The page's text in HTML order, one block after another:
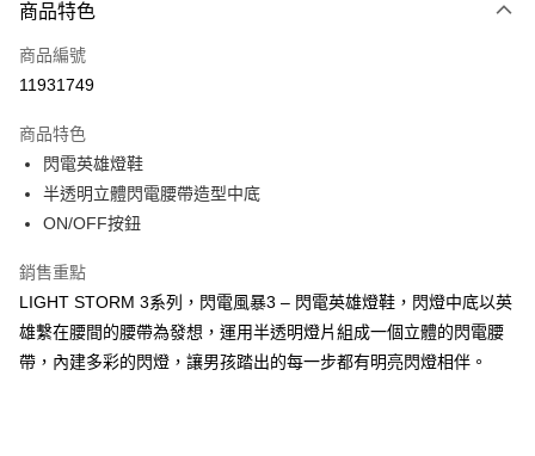
信用卡一次付款
LINE Pay
相關說明
【大哥付你分期使用說明】
1.本服務由台灣大哥大提供，台灣大哥大用戶可立即使用無須另外申請。
2.付款方式選擇「大哥付你分期」，訂單成立後會自動跳轉到大哥付的交易
流程，驗證手機門號後，選擇欲分期的期數、繳款截止日，確認付款後即完
3.實際核准額度、可分期數及費用金額請依後續交易確認頁面所載為準。
4.訂單成立30分鐘內，如未前往確認交易或遇審核未通過，訂單將自動取
消。如遇「轉專審核」未通過狀況，表示未達大哥付你分期系統評分，恕無
法說明評估內容。
【繳款方式說明】
ATM付款
宅配
商品特色
商品編號
11931749
商品特色
閃電英雄燈鞋
半透明立體閃電腰帶造型中底
ON/OFF按鈕
銷售重點
LIGHT STORM 3系列，閃電風暴3 – 閃電英雄燈鞋，閃燈中底以英
雄繫在腰間的腰帶為發想，運用半透明燈片組成一個立體的閃電腰
帶，內建多彩的閃燈，讓男孩踏出的每一步都有明亮閃燈相伴。